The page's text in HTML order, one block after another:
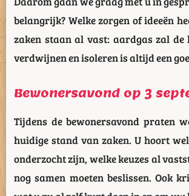
belangrijk? Welke zorgen of ideeën
zaken staan al vast: aardgas zal de
verdwijnen en isoleren is altijd een
Bewonersavond op 3
Tijdens de bewonersavond praten
huidige stand van zaken. U hoort
onderzocht zijn, welke keuzes al
nog samen moeten beslissen. Ook